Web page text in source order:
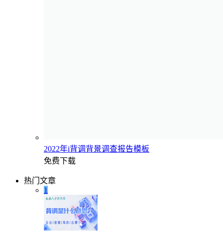
2022年i背调背景调查报告模板
免费下载
热门文章
1